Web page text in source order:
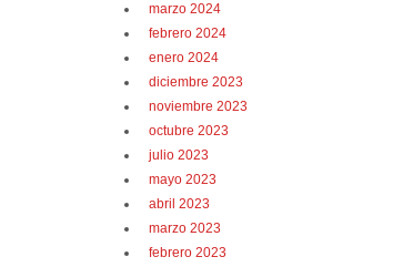
marzo 2024
febrero 2024
enero 2024
diciembre 2023
noviembre 2023
octubre 2023
julio 2023
mayo 2023
abril 2023
marzo 2023
febrero 2023